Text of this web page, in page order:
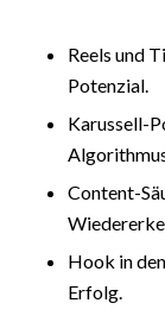
Reels und
Potenzial.
Karussell-
Content-
Hook in
Erfolg.